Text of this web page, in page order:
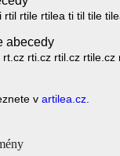
rtile rtilea ti til tile
abecedy
rti.cz rtil.cz
v artilea.cz